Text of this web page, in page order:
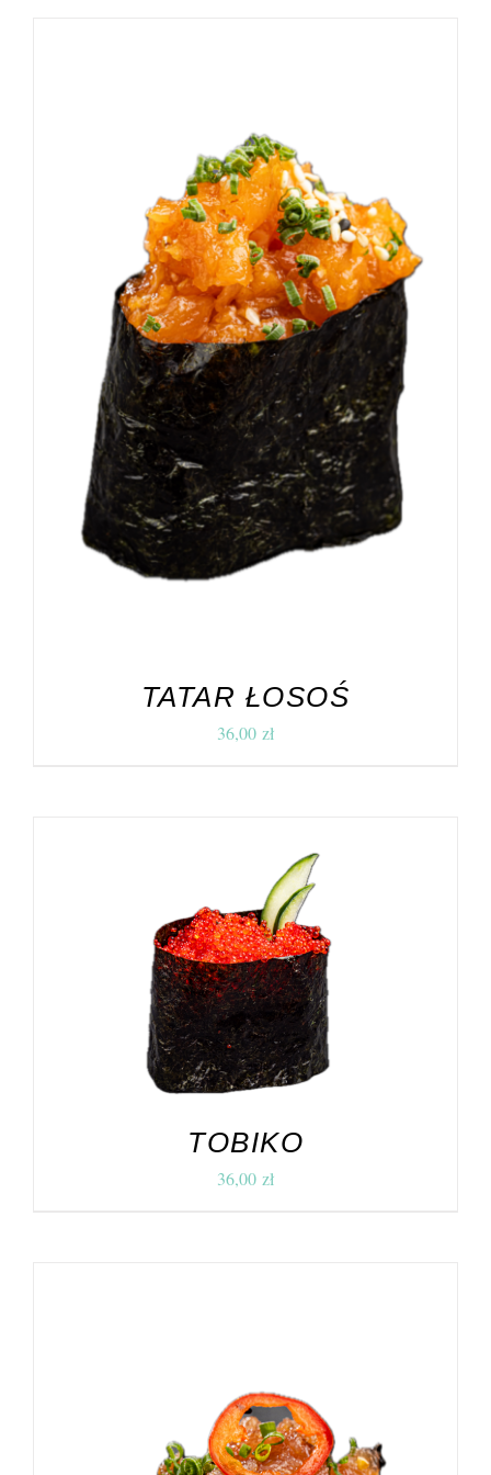
DODAJ DO KOSZYKA / SZCZEGÓŁY
TATAR ŁOSOŚ
36,00 zł
DODAJ DO KOSZYKA / SZCZEGÓŁY
TOBIKO
36,00 zł